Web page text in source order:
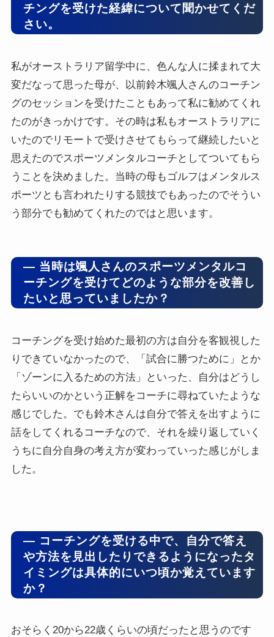
チングを受けた経緯について聞かせてくだ
さい。
私がオーストラリア留学中に、色んな人に揉まれて大
変だなって思った母が、以前鈴木颯人さんのコーチン
グのセッションを受けたこともあって私に勧めてくれ
たのがきっかけです。その時は私もオーストラリアに
いたのでリモートで受けさせてもらって継続したいと
思えたのでスポーツメンタルコーチとしてついてもら
うことを決めました。当時の母もゴルフはメンタルス
ポーツとも言われたりする競技でもあったのでそうい
う部分でも勧めてくれたのではと思います。
― 当時は颯人さんのスポーツメンタルコ
ーチングを受けてどのような部分を改善し
たいと思っていましたか？
コーチングを受け始めた最初の方は自分を客観視した
りできていなかったので、「試合に勝つために」とか
「ゾーンに入るための方法」といった、自分はどうし
たらいいのかという正解をコーチに尋ねていたような
感じでした。でも鈴木さんは自分で答えを出すように
話をしてくれるコーチなので、それを繰り返していく
うちに自分自身の考え方が変わっていった感じがしま
した。
― コーチングを受ける中で、自分で答え
や方法を見出したりできるようになったタ
イミングは具体的にいつ頃か覚えています
か？
おそらく20から22歳くらいの頃だったと思うのです